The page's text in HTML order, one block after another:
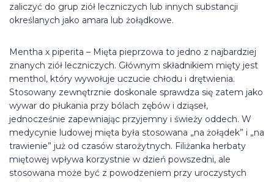
zaliczyć do grup ziół leczniczych lub innych substancji
określanych jako amara lub żołądkowe.
Mentha x piperita – Mięta pieprzowa to jedno z najbardziej
znanych ziół leczniczych. Głównym składnikiem mięty jest
menthol, który wywołuje uczucie chłodu i drętwienia.
Stosowany zewnętrznie doskonale sprawdza się zatem jako
wywar do płukania przy bólach zębów i dziąseł,
jednocześnie zapewniając przyjemny i świeży oddech. W
medycynie ludowej mięta była stosowana „na żołądek” i „na
trawienie” już od czasów starożytnych. Filiżanka herbaty
miętowej wpływa korzystnie w dzień powszedni, ale
stosowana może być z powodzeniem przy uroczystych